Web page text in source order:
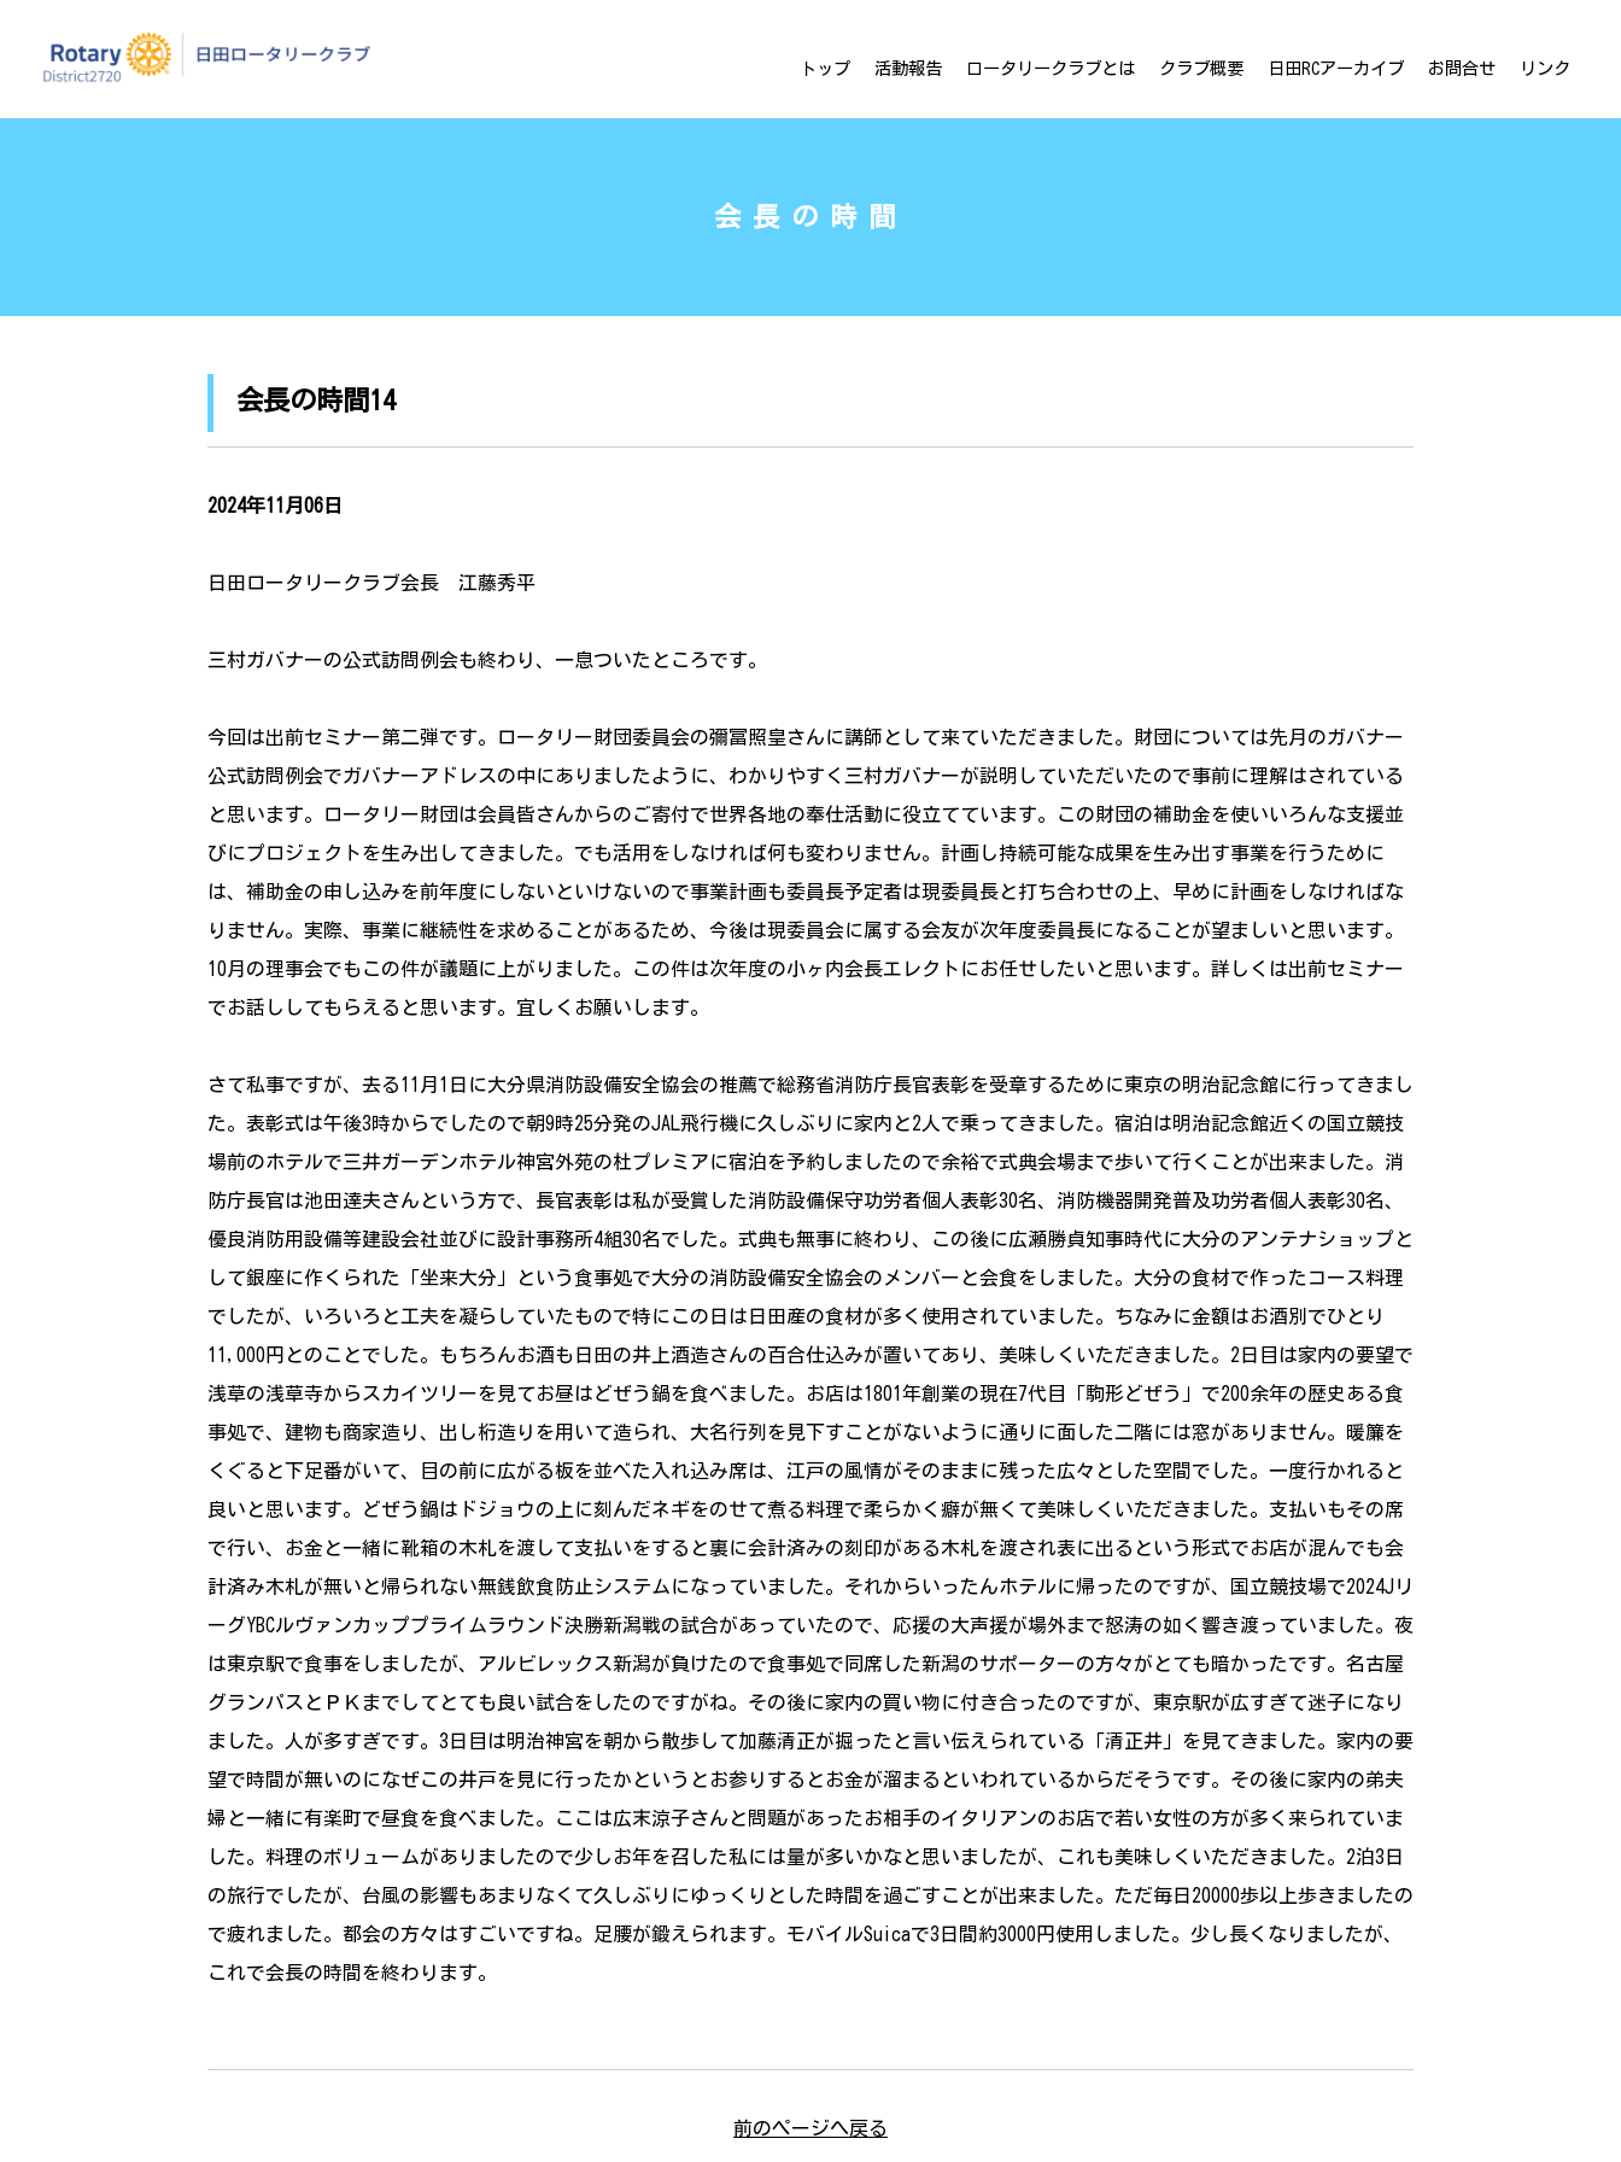
トップ 活動報告 ロータリークラブとは クラブ概要 日田RCアーカイブ お問合せ リンク
会長の時間
会長の時間14
2024年11月06日
日田ロータリークラブ会長 江藤秀平
三村ガバナーの公式訪問例会も終わり、一息ついたところです。
今回は出前セミナー第二弾です。ロータリー財団委員会の彌冨照皇さんに講師として来ていただきました。財団については先月のガバナー
公式訪問例会でガバナーアドレスの中にありましたように、わかりやすく三村ガバナーが説明していただいたので事前に理解はされている
と思います。ロータリー財団は会員皆さんからのご寄付で世界各地の奉仕活動に役立てています。この財団の補助金を使いいろんな支援並
びにプロジェクトを生み出してきました。でも活用をしなければ何も変わりません。計画し持続可能な成果を生み出す事業を行うために
は、補助金の申し込みを前年度にしないといけないので事業計画も委員長予定者は現委員長と打ち合わせの上、早めに計画をしなければな
りません。実際、事業に継続性を求めることがあるため、今後は現委員会に属する会友が次年度委員長になることが望ましいと思います。
10月の理事会でもこの件が議題に上がりました。この件は次年度の小ヶ内会長エレクトにお任せしたいと思います。詳しくは出前セミナー
でお話ししてもらえると思います。宜しくお願いします。
さて私事ですが、去る11月1日に大分県消防設備安全協会の推薦で総務省消防庁長官表彰を受章するために東京の明治記念館に行ってきまし
た。表彰式は午後3時からでしたので朝9時25分発のJAL飛行機に久しぶりに家内と2人で乗ってきました。宿泊は明治記念館近くの国立競技
場前のホテルで三井ガーデンホテル神宮外苑の杜プレミアに宿泊を予約しましたので余裕で式典会場まで歩いて行くことが出来ました。消
防庁長官は池田達夫さんという方で、長官表彰は私が受賞した消防設備保守功労者個人表彰30名、消防機器開発普及功労者個人表彰30名、
優良消防用設備等建設会社並びに設計事務所4組30名でした。式典も無事に終わり、この後に広瀬勝貞知事時代に大分のアンテナショップと
して銀座に作くられた「坐来大分」という食事処で大分の消防設備安全協会のメンバーと会食をしました。大分の食材で作ったコース料理
でしたが、いろいろと工夫を凝らしていたもので特にこの日は日田産の食材が多く使用されていました。ちなみに金額はお酒別でひとり
11,000円とのことでした。もちろんお酒も日田の井上酒造さんの百合仕込みが置いてあり、美味しくいただきました。2日目は家内の要望で
浅草の浅草寺からスカイツリーを見てお昼はどぜう鍋を食べました。お店は1801年創業の現在7代目「駒形どぜう」で200余年の歴史ある食
事処で、建物も商家造り、出し桁造りを用いて造られ、大名行列を見下すことがないように通りに面した二階には窓がありません。暖簾を
くぐると下足番がいて、目の前に広がる板を並べた入れ込み席は、江戸の風情がそのままに残った広々とした空間でした。一度行かれると
良いと思います。どぜう鍋はドジョウの上に刻んだネギをのせて煮る料理で柔らかく癖が無くて美味しくいただきました。支払いもその席
で行い、お金と一緒に靴箱の木札を渡して支払いをすると裏に会計済みの刻印がある木札を渡され表に出るという形式でお店が混んでも会
計済み木札が無いと帰られない無銭飲食防止システムになっていました。それからいったんホテルに帰ったのですが、国立競技場で2024Jリ
ーグYBCルヴァンカッププライムラウンド決勝新潟戦の試合があっていたので、応援の大声援が場外まで怒涛の如く響き渡っていました。夜
は東京駅で食事をしましたが、アルビレックス新潟が負けたので食事処で同席した新潟のサポーターの方々がとても暗かったです。名古屋
グランパスとＰＫまでしてとても良い試合をしたのですがね。その後に家内の買い物に付き合ったのですが、東京駅が広すぎて迷子になり
ました。人が多すぎです。3日目は明治神宮を朝から散歩して加藤清正が掘ったと言い伝えられている「清正井」を見てきました。家内の要
望で時間が無いのになぜこの井戸を見に行ったかというとお参りするとお金が溜まるといわれているからだそうです。その後に家内の弟夫
婦と一緒に有楽町で昼食を食べました。ここは広末涼子さんと問題があったお相手のイタリアンのお店で若い女性の方が多く来られていま
した。料理のボリュームがありましたので少しお年を召した私には量が多いかなと思いましたが、これも美味しくいただきました。2泊3日
の旅行でしたが、台風の影響もあまりなくて久しぶりにゆっくりとした時間を過ごすことが出来ました。ただ毎日20000歩以上歩きましたの
で疲れました。都会の方々はすごいですね。足腰が鍛えられます。モバイルSuicaで3日間約3000円使用しました。少し長くなりましたが、
これで会長の時間を終わります。
前のページへ戻る